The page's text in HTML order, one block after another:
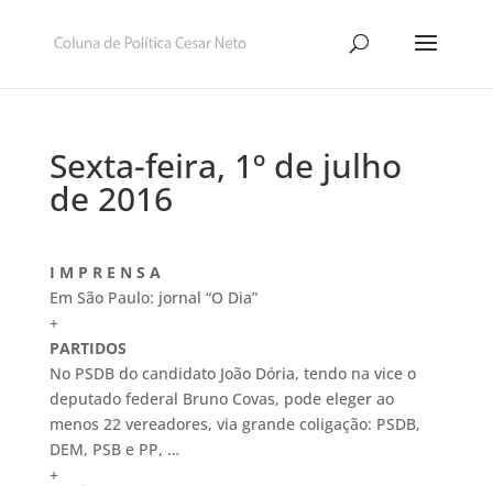
Sexta-feira, 1º de julho
de 2016
I M P R E N S A
Em São Paulo: jornal “O Dia”
+
PARTIDOS
No PSDB do candidato João Dória, tendo na vice o
deputado federal Bruno Covas, pode eleger ao
menos 22 vereadores, via grande coligação: PSDB,
DEM, PSB e PP, …
+